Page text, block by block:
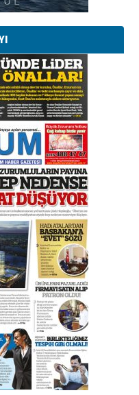
bir
ÖMÜR
Alperen…
yürüdü.!